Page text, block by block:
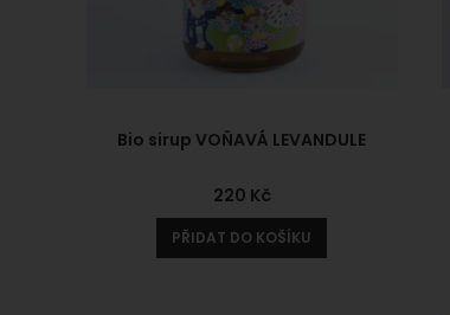
Bio sirup VOŇAVÁ LEVANDULE
220 Kč
PŘIDAT DO KOŠÍKU